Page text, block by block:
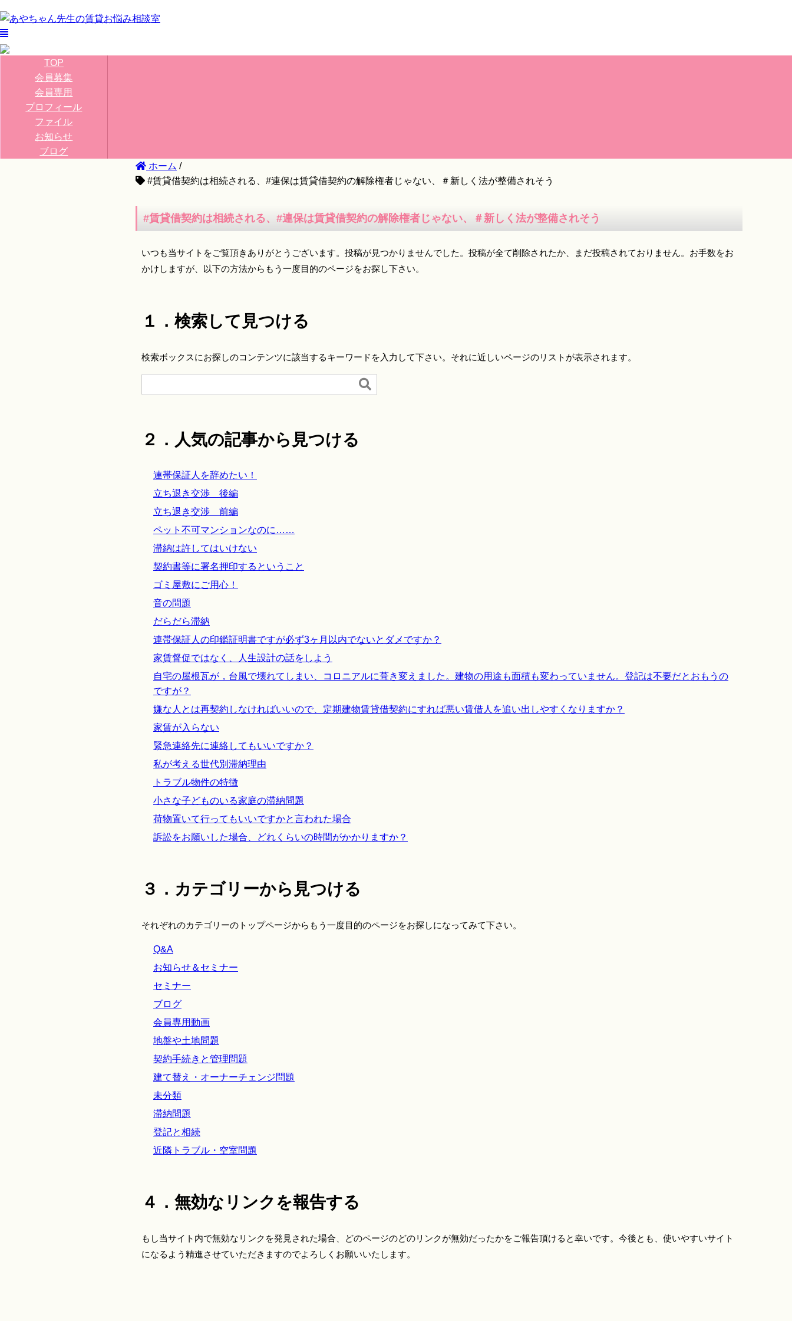
TOP
会員募集
会員専用
プロフィール
ファイル
お知らせ
ブログ
ホーム /
#賃貸借契約は相続される、#連保は賃貸借契約の解除権者じゃない、＃新しく法が整備されそう
#賃貸借契約は相続される、#連保は賃貸借契約の解除権者じゃない、＃新しく法が整備されそう
いつも当サイトをご覧頂きありがとうございます。投稿が見つかりませんでした。投稿が全て削除されたか、まだ投稿されておりません。お手数をお
かけしますが、以下の方法からもう一度目的のページをお探し下さい。
１．検索して見つける
検索ボックスにお探しのコンテンツに該当するキーワードを入力して下さい。それに近しいページのリストが表示されます。

２．人気の記事から見つける
連帯保証人を辞めたい！
立ち退き交渉 後編
立ち退き交渉 前編
ペット不可マンションなのに……
滞納は許してはいけない
契約書等に署名押印するということ
ゴミ屋敷にご用心！
音の問題
だらだら滞納
連帯保証人の印鑑証明書ですが必ず3ヶ月以内でないとダメですか？
家賃督促ではなく、人生設計の話をしよう
自宅の屋根瓦が，台風で壊れてしまい、コロニアルに葺き変えました。建物の用途も面積も変わっていません。登記は不要だとおもうの
ですが？
嫌な人とは再契約しなければいいので、定期建物賃貸借契約にすれば悪い賃借人を追い出しやすくなりますか？
家賃が入らない
緊急連絡先に連絡してもいいですか？
私が考える世代別滞納理由
トラブル物件の特徴
小さな子どものいる家庭の滞納問題
荷物置いて行ってもいいですかと言われた場合
訴訟をお願いした場合、どれくらいの時間がかかりますか？
３．カテゴリーから見つける
それぞれのカテゴリーのトップページからもう一度目的のページをお探しになってみて下さい。
Q&A
お知らせ＆セミナー
セミナー
ブログ
会員専用動画
地盤や土地問題
契約手続きと管理問題
建て替え・オーナーチェンジ問題
未分類
滞納問題
登記と相続
近隣トラブル・空室問題
４．無効なリンクを報告する
もし当サイト内で無効なリンクを発見された場合、どのページのどのリンクが無効だったかをご報告頂けると幸いです。今後とも、使いやすいサイト
になるよう精進させていただきますのでよろしくお願いいたします。